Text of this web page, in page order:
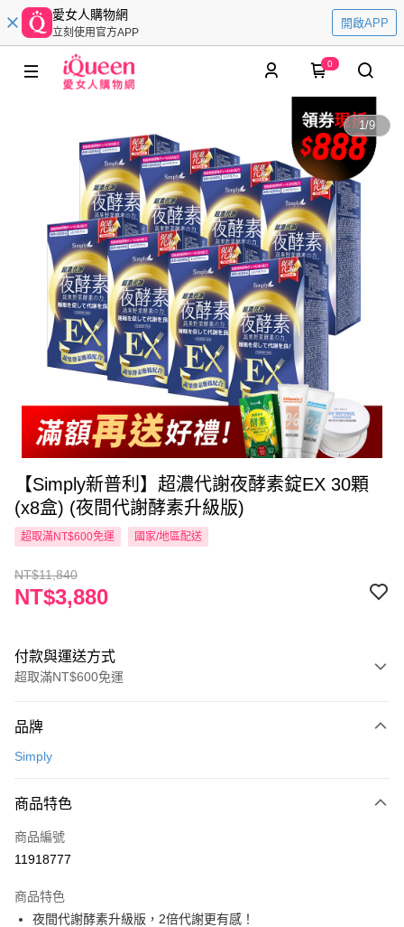
愛女人購物網
立刻使用官方APP
開啟APP
0
1/9
【Simply新普利】超濃代謝夜酵素錠EX 30顆
(x8盒) (夜間代謝酵素升級版)
超取滿NT$600免運 國家/地區配送
NT$11,840
NT$3,880
付款與運送方式
超取滿NT$600免運
信用卡一次付款
LINE Pay
Apple Pay
悠遊付
品牌
Simply
商品特色
商品編號
11918777
商品特色
夜間代謝酵素升級版，2倍代謝更有感！